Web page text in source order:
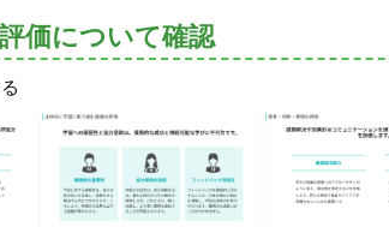
価について確認